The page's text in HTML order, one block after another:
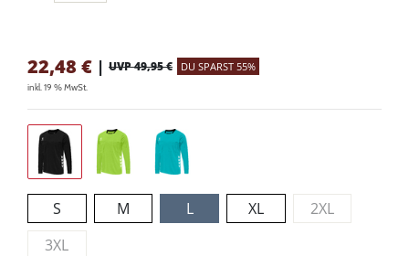
22,48 € | UVP 49,95 € DU SPARST 55%
inkl. 19 % MwSt.
S M L XL
2XL
3XL